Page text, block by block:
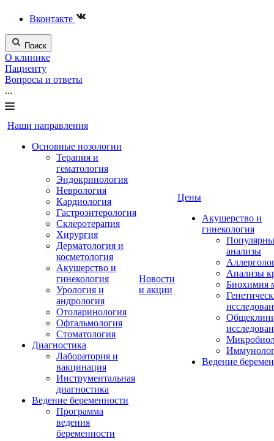
Вконтакте
Поиск
О клинике
Пациенту
Вопросы и ответы
...
Наши направления
Основные нозологии
Терапия и
гематология
Эндокринология
Неврология
Кардиология
Гастроэнтерология
Склеротерапия
Хирургия
Дерматология и
косметология
Акушерство и
гинекология
Урология и
андрология
Отоларинология
Офтальмология
Стоматология
Диагностика
Лаборатория и
вакцинация
Инструментальная
диагностика
Ведение беременности
Программа
ведения
беременности
Новости
и акции
Цены
Акушерство и
гинекология
анализы
Анализы
Биохимия
Ведение